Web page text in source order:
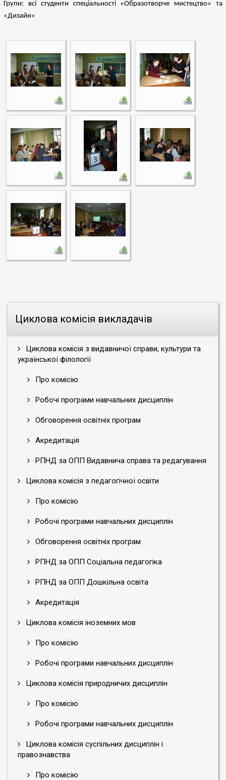
Циклова комісія викладачів
Циклова комісія з видавничої справи, культури та
української філології
Про комісію
Робочі програми навчальних дисциплін
Обговорення освітніх програм
Акредитація
РПНД за ОПП Видавнича справа та редагування
Циклова комісія з педагогічної освіти
Про комісію
Робочі програми навчальних дисциплін
Обговорення освітніх програм
РПНД за ОПП Соціальна педагогіка
РПНД за ОПП Дошкільна освіта
Акредитація
Циклова комісія іноземних мов
Про комісію
Робочі програми навчальних дисциплін
Циклова комісія природничих дисциплін
Про комісію
Робочі програми навчальних дисциплін
Циклова комісія суспільних дисциплін і
правознавства
Про комісію
Групи: всі студенти спеціальності «Образотворче мистецтво» та
«Дизайн»